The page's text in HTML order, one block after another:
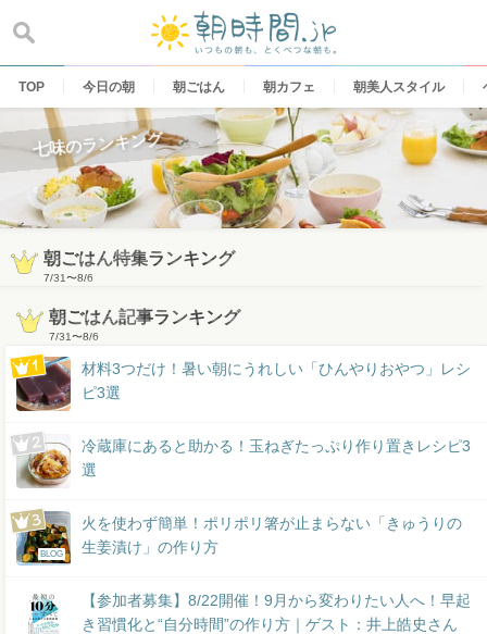
content
TOP 今日の朝 朝ごはん 朝カフェ 朝美人スタイル
七味のランキング
朝ごはん特集ランキング
7/31〜8/6
朝ごはん記事ランキング
7/31〜8/6
材料3つだけ！暑い朝にうれしい「ひんやりおやつ」レシ
ピ3選
冷蔵庫にあると助かる！玉ねぎたっぷり作り置きレシピ3
選
BLOG
火を使わず簡単！ポリポリ箸が止まらない「きゅうりの
生姜漬け」の作り方
【参加者募集】8/22開催！9月から変わりたい人へ！早起
き習慣化と“自分時間”の作り方｜ゲスト：井上皓史さん